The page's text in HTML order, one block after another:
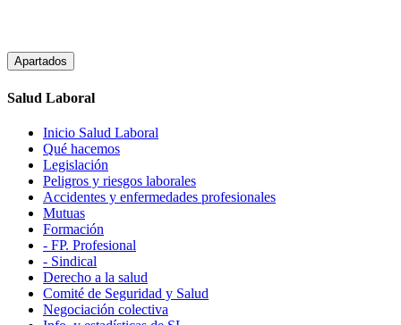
Apartados
Salud Laboral
Inicio Salud Laboral
Qué hacemos
Legislación
Peligros y riesgos laborales
Accidentes y enfermedades profesionales
Mutuas
Formación
- FP. Profesional
- Sindical
Derecho a la salud
Comité de Seguridad y Salud
Negociación colectiva